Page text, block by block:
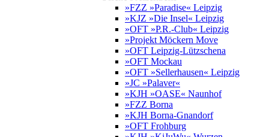
»FZZ »Paradise« Leipzig
»KJZ »Die Insel« Leipzig
»OFT »P.R.-Club« Leipzig
»Projekt Möckern Move
»OFT Leipzig-Lützschena
»OFT Mockau
»OFT »Sellerhausen« Leipzig
»JC »Palaver«
»KJH »OASE« Naunhof
»FZZ Borna
»KJH Borna-Gnandorf
»OFT Frohburg